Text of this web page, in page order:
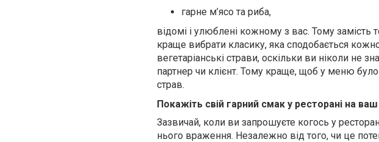
гарне м’ясо та риба,
відомі і улюблені кожному з вас. Тому
краще вибрати класику, яка сподобається
вегетаріанські страви, оскільки ви ніколи не
партнер чи клієнт. Тому краще, щоб у меню було
страв.
Покажіть свій гарний смак у ресторані на ваш
Зазвичай, коли ви запрошуєте когось у
нього враження. Незалежно від того, чи це